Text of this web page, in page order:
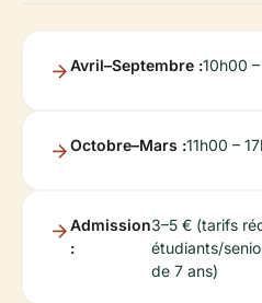
Avril–Septembre :10h00
Octobre–Mars :11h00 –
Admission
:
3–5 € (tarifs
étudiants/
de 7 ans)